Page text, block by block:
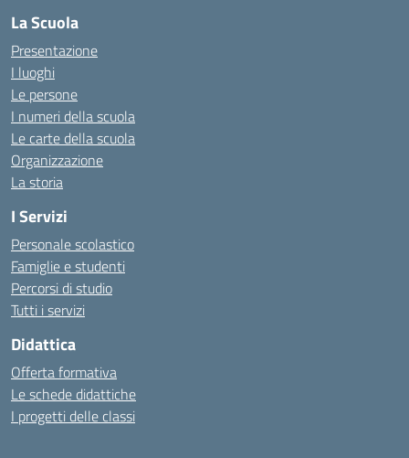
La Scuola
Presentazione
I luoghi
Le persone
I numeri della scuola
Le carte della scuola
Organizzazione
La storia
I Servizi
Personale scolastico
Famiglie e studenti
Percorsi di studio
Tutti i servizi
Didattica
Offerta formativa
Le schede didattiche
I progetti delle classi